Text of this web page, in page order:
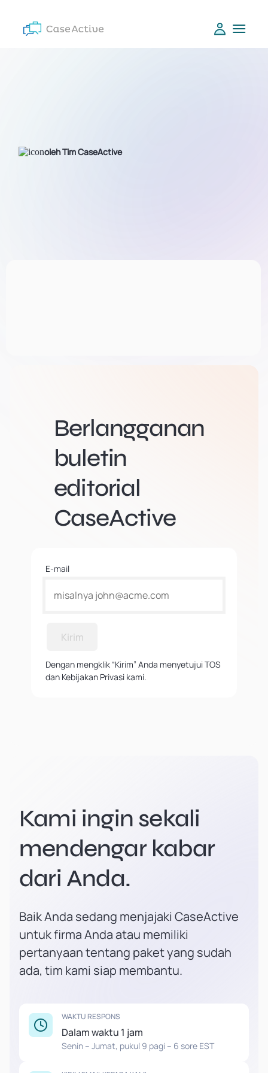
oleh Tim CaseActive
Berlangganan
buletin
editorial
CaseActive
E-mail
Kirim
Dengan mengklik “Kirim” Anda menyetujui TOS
dan Kebijakan Privasi kami.
Kami ingin sekali
mendengar kabar
dari Anda.
Baik Anda sedang menjajaki CaseActive
untuk firma Anda atau memiliki
pertanyaan tentang paket yang sudah
ada, tim kami siap membantu.
WAKTU RESPONS
Dalam waktu 1 jam
Senin – Jumat, pukul 9 pagi – 6 sore EST